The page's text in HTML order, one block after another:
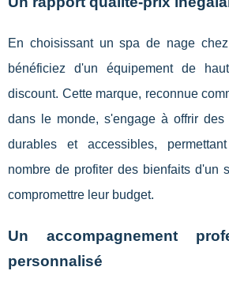
En choisissant un spa de nage
bénéficiez d'un équipement de
discount. Cette marque, reconnue
dans le monde, s'engage à offrir
durables et accessibles,
nombre de profiter des bienfaits d'un
compromettre leur budget.
Un accompagnement
personnalisé